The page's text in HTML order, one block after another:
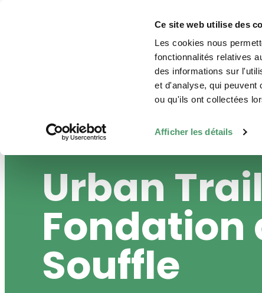
Ce site web utilise des
Les cookies nous
fonctionnalités relatives
des informations sur
et d'analyse, qui peuvent
ou qu'ils ont collectées
Afficher les détails
Fil d'Ariane
FONDATION DU SOUFFLE URBAN TRAIL DE LA
Urban
Fondation
Souffle